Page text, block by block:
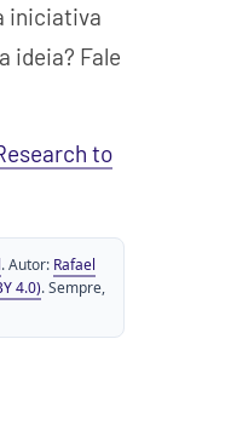
iniciativa
ideia? Fale
to
. Autor: Rafael
4.0). Sempre,